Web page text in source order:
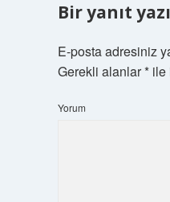
Bir yanıt
E-posta adresiniz
Gerekli alanlar*ile
Yorum